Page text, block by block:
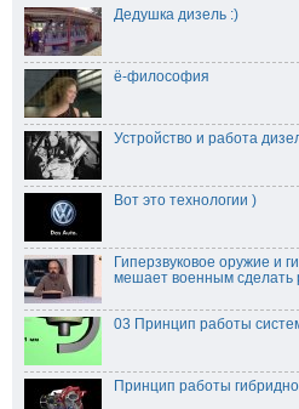
Дедушка дизель :)
ё-философия
Устройство и работа
Вот это технологии )
Гиперзвуковое оружие и
мешает военным сделать
03 Принцип работы
Принцип работы